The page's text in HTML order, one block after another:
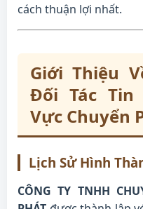
cách thuận lợi nhất.
Giới Thiệu
Đối Tác Tin
Vực Chuyển
Lịch Sử Hình
CÔNG TY TNHH